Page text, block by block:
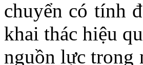
chuyển có tính
khai thác hiệu
nguồn lực trong